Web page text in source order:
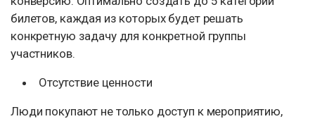
билетов, каждая из которых будет решать
конкретную задачу для конкретной группы
участников.
Отсутствие ценности
Люди покупают не только доступ к мероприятию,